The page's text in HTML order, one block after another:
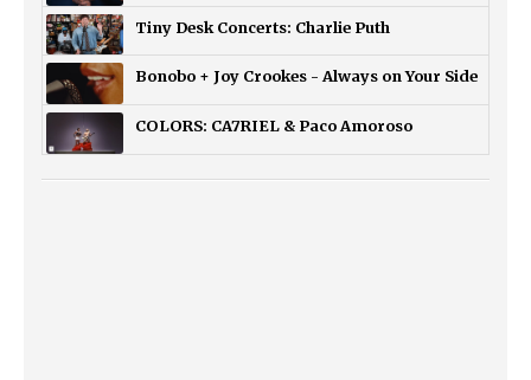
Tiny Desk Concerts: Charlie Puth
Bonobo + Joy Crookes - Always on Your Side
COLORS: CA7RIEL & Paco Amoroso